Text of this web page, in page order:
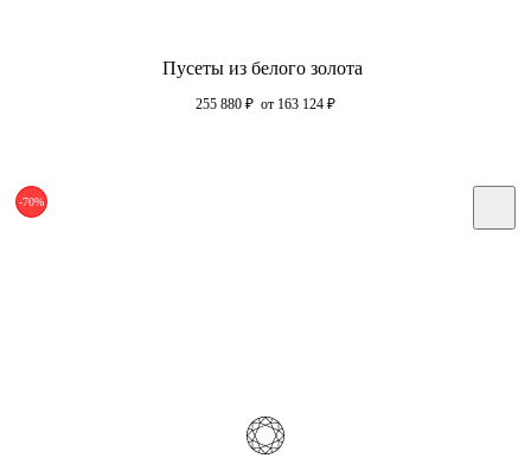
Пусеты из белого золота
255 880 ₽ от 163 124 ₽
-70%